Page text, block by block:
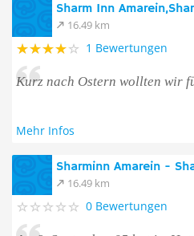
Sharm Inn
16.49 km
1 Bewertungen
Kurz nach Ostern wollten wir
Mehr Infos
Sharminn Amarein -
16.49 km
0 Bewertungen